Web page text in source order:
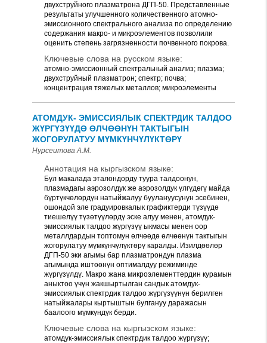
двухструйного плазматрона ДГП-50. Представленные
результаты улучшенного количественного атомно-
эмиссионного спектрального анализа по определению
содержания макро- и микроэлементов позволили
оценить степень загрязненности почвенного покрова.
Ключевые слова на русском языке:
атомно-эмиссионный спектральный анализ; плазма;
двухструйный плазматрон; спектр; почва;
концентрация тяжелых металлов; микроэлементы
АТОМДУК- ЭМИССИЯЛЫК СПЕКТРДИК ТАЛДОО
ЖҮРГҮЗҮҮДӨ ӨЛЧӨӨНҮН ТАКТЫГЫН
ЖОГОРУЛАТУУ МҮМКҮНЧҮЛҮКТӨРҮ
Нурсеитова А.М.
Аннотация на кыргызском языке:
Бул макалада эталондорду туура талдоонун,
плазмадагы аэрозолдук же аэрозолдук үлгүдѳгү майда
бүртүкчѳлѳрдүн натыйжалуу буулануусунун эсебинен,
ошондой эле градуировкалык графиктерди түзүүдө
тиешелүү түзөтүүлөрдү эске алуу менен, атомдук-
эмиссиялык талдоо жүргүзүү ыкмасы менен оор
металлдардын топтомун өлчөөдө өлчөөнүн тактыгын
жогорулатуу мүмкүнчүлүктөрү каралды. Изилдөөлөр
ДГП-50 эки агымы бар плазматрондун плазма
агымында иштөөнүн оптималдуу режиминде
жүргүзүлдү. Макро жана микроэлементтердин курамын
аныктоо үчүн жакшыртылган сандык атомдук-
эмиссиялык спектрдик талдоо жүргүзүүнүн берилген
натыйжалары кыртыштын булгануу даражасын
баалоого мүмкүндүк берди.
Ключевые слова на кыргызском языке:
атомдук-эмиссиялык спектрдик талдоо жүргүзүү;